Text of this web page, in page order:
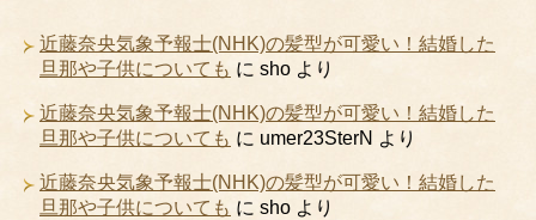
近藤奈央気象予報士(NHK)の髪型が可愛い！結婚した
旦那や子供についても に sho より
近藤奈央気象予報士(NHK)の髪型が可愛い！結婚した
旦那や子供についても に umer23SterN より
近藤奈央気象予報士(NHK)の髪型が可愛い！結婚した
旦那や子供についても に sho より